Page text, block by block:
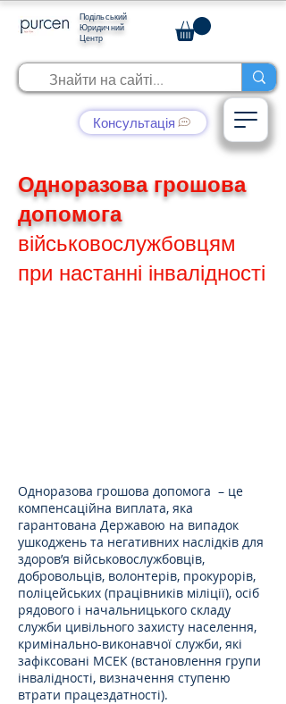
Подільський
Юридичний
Центр
Консультація
Одноразова грошова
допомога
військовослужбовцям
при настанні інвалідності
Одноразова грошова допомога – це
компенсаційна виплата, яка
гарантована Державою на випадок
ушкоджень та негативних наслідків для
здоров’я військовослужбовців,
добровольців, волонтерів, прокурорів,
поліцейських (працівників міліції), осіб
рядового і начальницького складу
служби цивільного захисту населення,
кримінально-виконавчої служби, які
зафіксовані МСЕК (встановлення групи
інвалідності, визначення ступеню
втрати працездатності).